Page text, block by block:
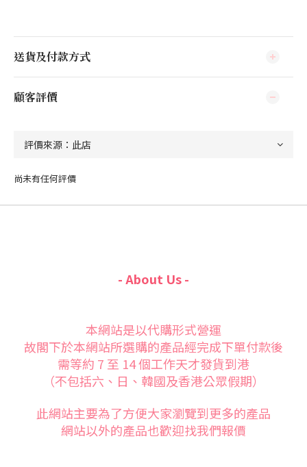
送貨及付款方式
顧客評價
尚未有任何評價
- About Us -
本網站是以代購形式營運
故閣下於本網站所選購的產品經完成下單付款後
需等約 7 至 14 個工作天才發貨到港
（不包括六、日、韓國及香港公眾假期）
此網站主要為了方便大家瀏覽到更多的產品
網站以外的產品也歡迎找我們報價